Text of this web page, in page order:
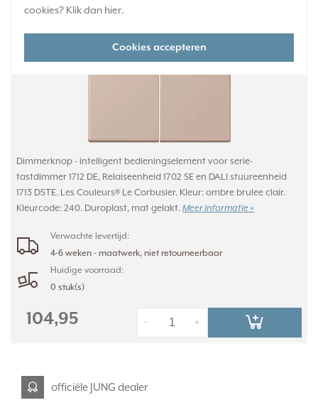
cookies? Klik dan hier.
Cookies accepteren
Dimmerknop - intelligent bedieningselement voor serie-
tastdimmer 1712 DE, Relaiseenheid 1702 SE en DALI stuureenheid
1713 DSTE. Les Couleurs® Le Corbusier. Kleur: ombre brulee clair.
Kleurcode: 240. Duroplast, mat gelakt. Meer informatie »
Verwachte levertijd:
4-6 weken - maatwerk, niet retourneerbaar
Huidige voorraad:
0 stuk(s)
104,95 +
-
officiële JUNG dealer